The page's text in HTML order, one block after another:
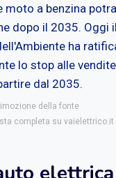
moto a benzina
dopo il 2035. Oggi
ha
lo stop alle
dal 2035.
della fonte
completa su vaielettrico.it